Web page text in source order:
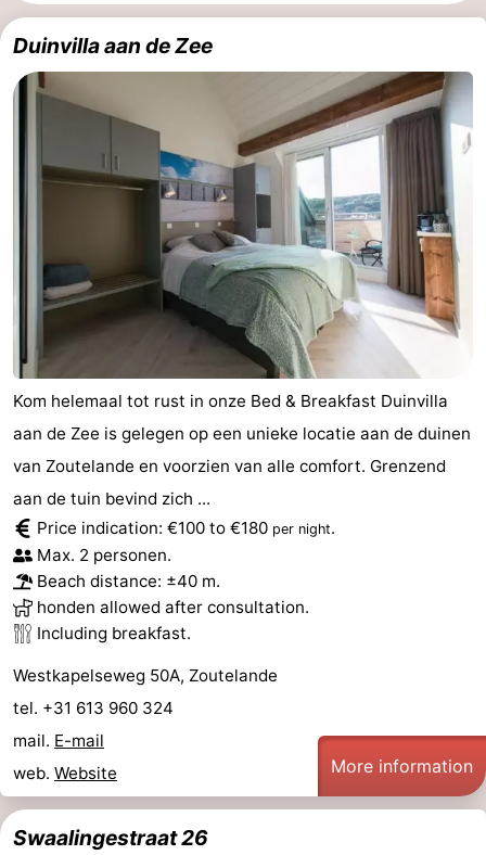
night
-
Aparthotel
-
Duinoord
Kurhaus
Residentie
Soutelande
(and
breakfasts)
Campsites
Cottages
-
De
Zandput
-
Duinzicht
-
Joossesweg
-
Kustlicht
-
Meerpaal
-
Strandcamping
Valkenisse
-
Zee,
Hotels
Duinvilla aan de Zee
Kom helemaal tot rust in onze Bed & Breakfast Duinvilla
aan de Zee is gelegen op een unieke locatie aan de duinen
van Zoutelande en voorzien van alle comfort. Grenzend
aan de tuin bevind zich ...
Price indication: €100 to €180 per night.
Max. 2 personen.
Beach distance: ±40 m.
honden allowed after consultation.
Including breakfast.
Westkapelseweg 50A, Zoutelande
tel. +31 613 960 324
mail. E-mail
web. Website More information
Swaalingestraat 26